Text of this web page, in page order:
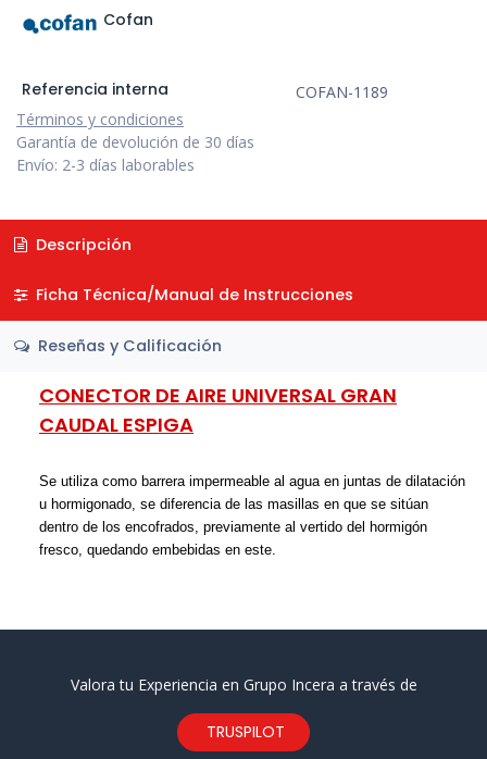
Cofan
Referencia interna
COFAN-1189
Términos y condiciones
Garantía de devolución de 30 días
Envío: 2-3 días laborables
Descripción
Ficha Técnica/Manual de Instrucciones
Reseñas y Calificación
CONECTOR DE AIRE UNIVERSAL GRAN
CAUDAL ESPIGA
Se utiliza como barrera impermeable al agua en juntas de dilatación
u hormigonado, se diferencia de las masillas en que se sitúan
dentro de los encofrados, previamente al vertido del hormigón
fresco, quedando embebidas en este.
Valora tu Experiencia en Grupo Incera a través de
TRUSPILOT